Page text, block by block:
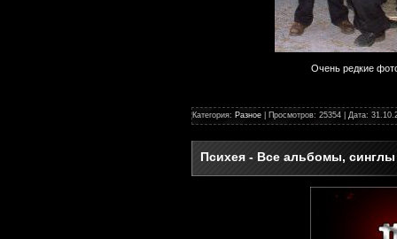
Очень редкие
Категория: Разное | Просмотров: 25354 | Дата:
Психея - Все альбомы,